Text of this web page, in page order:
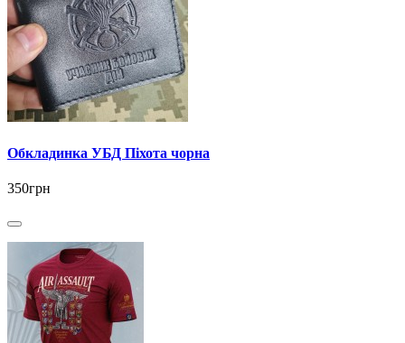
Обкладинка УБД Піхота чорна
350грн